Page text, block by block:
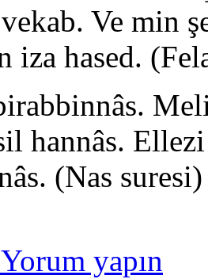
Ve min
iza hased.
hannâs.
(Nas suresi)
yapın